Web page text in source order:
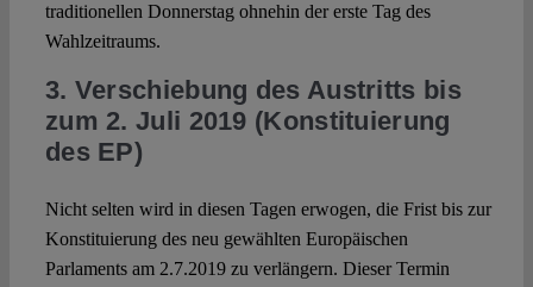
traditionellen Donnerstag ohnehin der erste Tag des
Wahlzeitraums.
3. Verschiebung des Austritts bis
zum 2. Juli 2019 (Konstituierung
des EP)
Nicht selten wird in diesen Tagen erwogen, die Frist bis zur
Konstituierung des neu gewählten Europäischen
Parlaments am 2.7.2019 zu verlängern. Dieser Termin